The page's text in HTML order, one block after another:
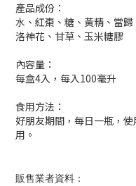
產品成份：
水、紅棗、糖、黃精、當
洛神花、甘草、玉米糖膠
內容量：
每盒4入，每入100毫升
食用方法：
好朋友期間，每日一瓶，
用。
販售業者資料：